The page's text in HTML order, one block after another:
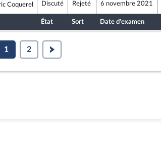
insoumise
Coquerel Discuté Rejeté 6 novembre 2021
État Sort Date d'examen
1 2